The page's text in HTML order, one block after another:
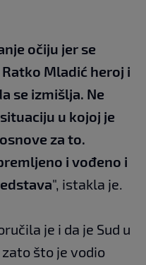
očiju jer se
Mladić heroj i
se izmišlja. Ne
u kojoj je
za to.
i vođeno i
", istakla je.
je i da je Sud u
što je vodio